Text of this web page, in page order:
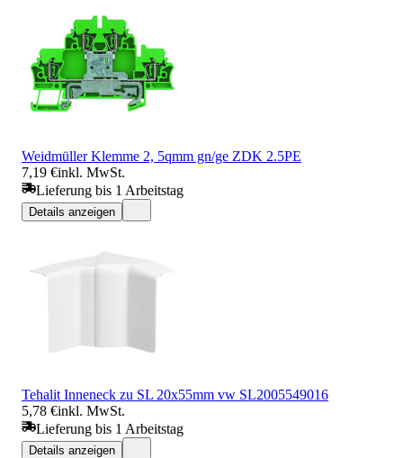
Weidmüller Klemme 2, 5qmm gn/ge ZDK 2.5PE
7,19 €inkl. MwSt.
Lieferung bis 1 Arbeitstag
Details anzeigen
Tehalit Inneneck zu SL 20x55mm vw SL2005549016
5,78 €inkl. MwSt.
Lieferung bis 1 Arbeitstag
Details anzeigen